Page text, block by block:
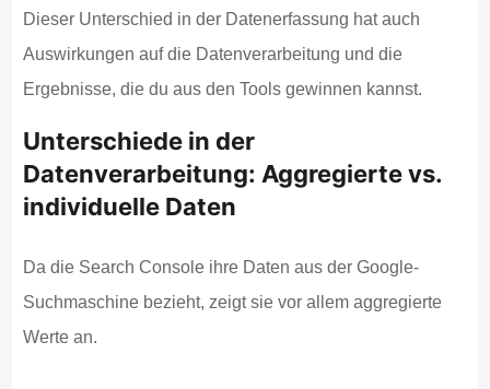
Dieser Unterschied in der Datenerfassung hat auch
Auswirkungen auf die Datenverarbeitung und die
Ergebnisse, die du aus den Tools gewinnen kannst.
Unterschiede in der
Datenverarbeitung: Aggregierte vs.
individuelle Daten
Da die Search Console ihre Daten aus der Google-
Suchmaschine bezieht, zeigt sie vor allem aggregierte
Werte an.